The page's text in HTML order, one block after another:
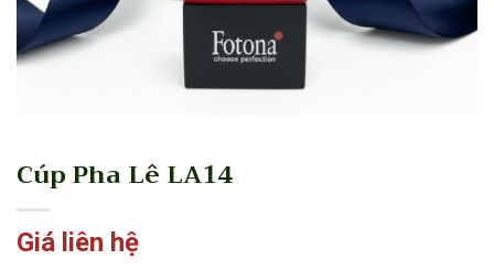
Cúp Pha Lê LA14
Giá liên hệ